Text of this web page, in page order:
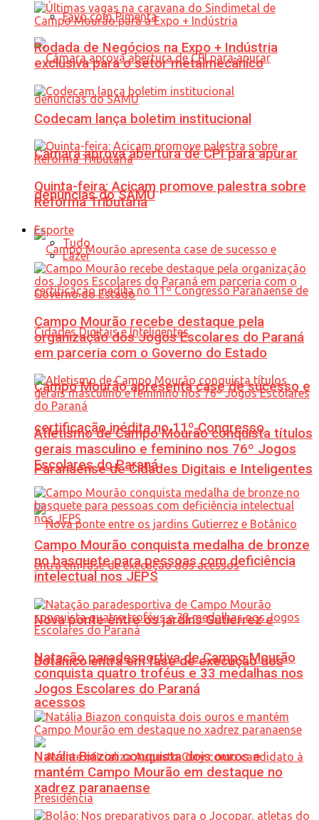
Favo com Pimenta
Câmara aprova abertura de CPI para apurar
denúncias do SAMU
Campo Mourão apresenta case de sucesso e
certificação inédita no 11º Congresso
Paranaense de Cidades Digitais e Inteligentes
Nova ponte entre os jardins Gutierrez e
Botânico entra em fase de execução dos
acessos
Rodada de Negócios na Expo + Indústria
exclusiva para o setor metalmecânico
Codecam lança boletim institucional
Quinta-feira: Acicam promove palestra sobre
Reforma Tributária
Esporte
Tudo
Lazer
Campo Mourão recebe destaque pela
organização dos Jogos Escolares do Paraná
em parceria com o Governo do Estado
Atletismo de Campo Mourão conquista títulos
gerais masculino e feminino nos 76º Jogos
Escolares do Paraná
Campo Mourão conquista medalha de bronze
no basquete para pessoas com deficiência
intelectual nos JEPS
Natação paradesportiva de Campo Mourão
conquista quatro troféus e 33 medalhas nos
Jogos Escolares do Paraná
Natália Biazon conquista dois ouros e
mantém Campo Mourão em destaque no
xadrez paranaense